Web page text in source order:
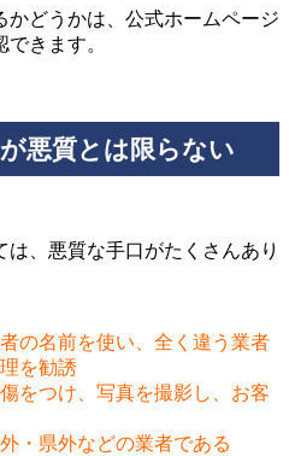
かどうかは、公式ホームページ
きます。
悪質とは限らない
、悪質な手口がたくさんあり
の名前を使い、全く違う業者
を勧誘
をつけ、写真を撮影し、お客
・県外などの業者である